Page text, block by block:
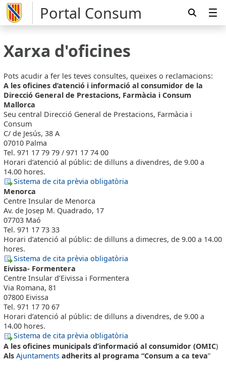
Portal Consum
Xarxa d'oficines
Pots acudir a fer les teves consultes, queixes o reclamacions:
A les oficines d’atenció i informació al consumidor de la
Direcció General de Prestacions, Farmàcia i Consum
Mallorca
Seu central Direcció General de Prestacions, Farmàcia i
Consum
C/ de Jesús, 38 A
07010 Palma
Tel. 971 17 79 79 / 971 17 74 00
Horari d’atenció al públic: de dilluns a divendres, de 9.00 a
14.00 hores.
Sistema de cita prèvia obligatòria
Menorca
Centre Insular de Menorca
Av. de Josep M. Quadrado, 17
07703 Maó
Tel. 971 17 73 33
Horari d’atenció al públic: de dilluns a dimecres, de 9.00 a 14.00
hores.
Sistema de cita prèvia obligatòria
Eivissa- Formentera
Centre Insular d’Eivissa i Formentera
Via Romana, 81
07800 Eivissa
Tel. 971 17 70 67
Horari d’atenció al públic: de dilluns a divendres, de 9.00 a
14.00 hores.
Sistema de cita prèvia obligatòria
A les oficines municipals d’informació al consumidor (OMIC)
Als Ajuntaments adherits al programa “Consum a ca teva”